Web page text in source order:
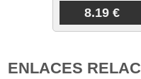
8.19 €
ENLACES